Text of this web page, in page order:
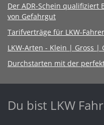
Der ADR-Schein
von Gefahrgut
Tarifverträge für LKW-
LKW-Arten - Klein | Gross |
Durchstarten mit der
Du bist LKW